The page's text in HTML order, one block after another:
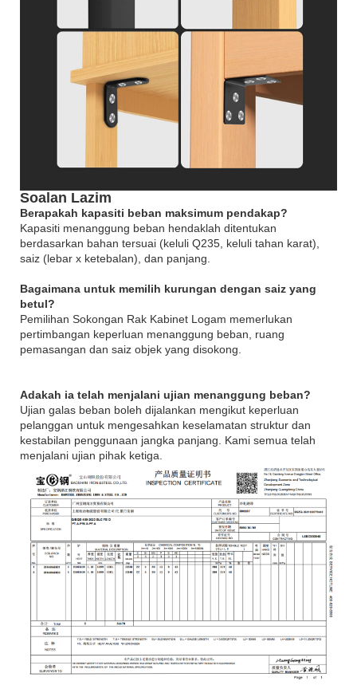
Soalan Lazim
Berapakah kapasiti beban maksimum pendakap?
Kapasiti menanggung beban hendaklah ditentukan
berdasarkan bahan tersuai (keluli Q235, keluli tahan karat),
saiz (lebar x ketebalan), dan panjang.
Bagaimana untuk memilih kurungan dengan saiz yang
betul?
Pemilihan Sokongan Rak Kabinet Logam memerlukan
pertimbangan keperluan menanggung beban, ruang
pemasangan dan saiz objek yang disokong.
Adakah ia telah menjalani ujian menanggung beban?
Ujian galas beban boleh dijalankan mengikut keperluan
pelanggan untuk mengesahkan keselamatan struktur dan
kestabilan penggunaan jangka panjang. Kami semua telah
menjalani ujian pihak ketiga.